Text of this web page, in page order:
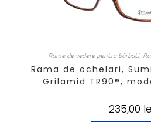
Rame de vedere pentru bărbați,
Rama de ochelari,
Grilamid TR90®,
235,00